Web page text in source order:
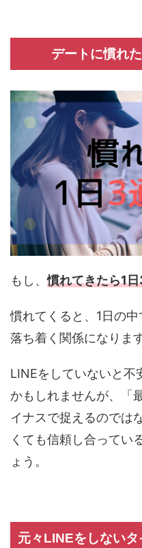
デートに慣れ
もし、慣れてきたら1
慣れてくると、1日の
落ち着く関係になります
LINEをしていないと不
かもしれませんが、「
イナスで捉えるのでは
くても信頼し合ってい
ょう。
元々LINEをしない